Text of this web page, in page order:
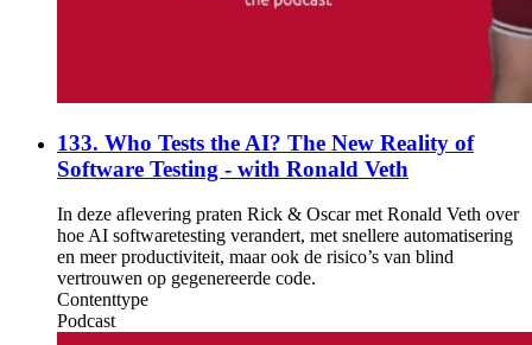
133. Who Tests the AI? The New Reality of
Software Testing - with Ronald Veth
In deze aflevering praten Rick & Oscar met Ronald Veth over
hoe AI softwaretesting verandert, met snellere automatisering
en meer productiviteit, maar ook de risico’s van blind
vertrouwen op gegenereerde code.
Contenttype
Podcast